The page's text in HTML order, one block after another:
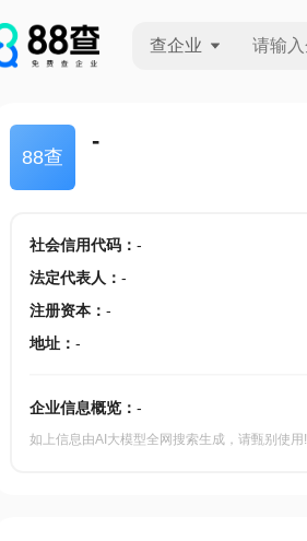
查企业
88查
-
社会信用代码： -
法定代表人 ： -
注册资本： -
地址： -
企业信息概览： -
如上信息由AI大模型全网搜索生成，请甄别使用!